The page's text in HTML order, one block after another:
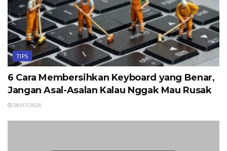
TIPS
6 Cara Membersihkan Keyboard yang Benar,
Jangan Asal-Asalan Kalau Nggak Mau Rusak
28/07/2026